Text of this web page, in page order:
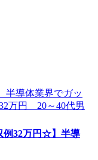
例32万円☆】半導